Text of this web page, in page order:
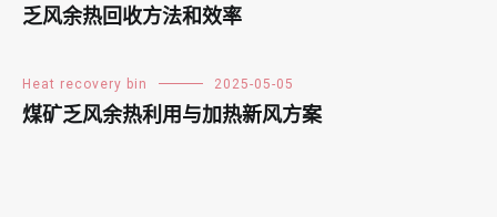
乏风余热回收方法和效率
Heat recovery bin 2025-05-05
煤矿乏风余热利用与加热新风方案